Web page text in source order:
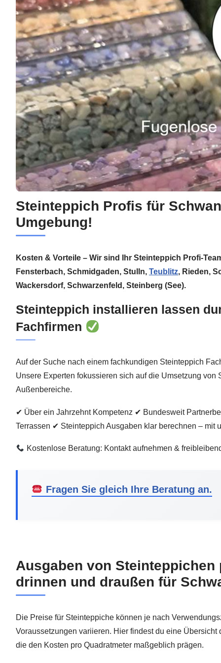
Steinteppich Profis für
Umgebung!
Kosten & Vorteile – Wir sind Ihr Steinteppich Profi-
Fensterbach, Schmidgaden, Stulln, Teublitz, Rieden,
Wackersdorf, Schwarzenfeld, Steinberg (See).
Steinteppich installieren lassen
Fachfirmen
Auf der Suche nach einem fachkundigen Steinteppich
Unsere Experten fokussieren sich auf die Umsetzung von
Außenbereiche.
✔ Über ein Jahrzehnt Kompetenz ✔ Bundesweit
Terrassen ✔ Steinteppich Ausgaben klar berechnen – mit
Kostenlose Beratung: Kontakt aufnehmen &
Fragen Sie gleich Ihre Beratung an.
Ausgaben von Steinteppichen
drinnen und draußen für
Die Preise für Steinteppiche können je nach
Voraussetzungen variieren. Hier findest du eine Übersicht
die den Kosten pro Quadratmeter maßgeblich prägen.